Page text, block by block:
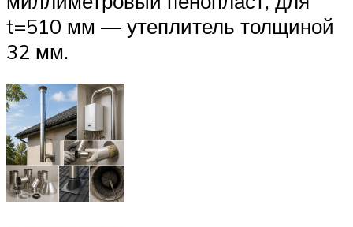
t=510 мм — утеплитель толщиной
32 мм.